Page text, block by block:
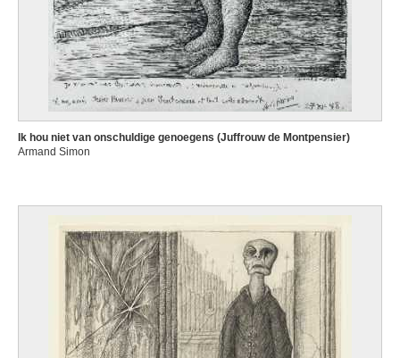
Ik hou niet van onschuldige genoegens (Juffrouw de Montpensier)
Armand Simon